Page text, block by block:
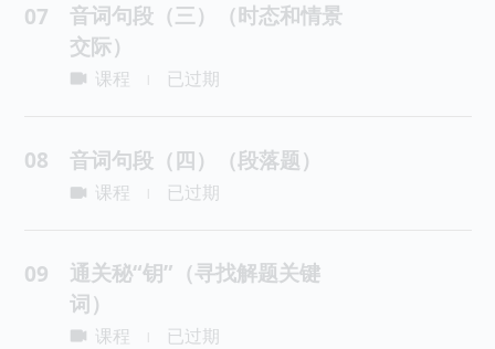
07
音词句段（三）（时态和情景
交际）
课程 已过期
08 音词句段（四）（段落题）
课程 已过期
09
通关秘“钥”（寻找解题关键
词）
课程 已过期